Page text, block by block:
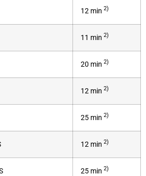
12 min 2)
11 min 2)
20 min 2)
12 min 2)
25 min 2)
12 min 2)
25 min 2)